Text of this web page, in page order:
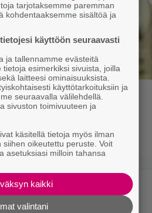
Pimiän
–
tarjotaksemme paremman
kohdentaaksemme sisältöä ja
käyttöön seuraavasti
ja tallennamme evästeitä
esimerkiksi sivuista, joilla
laitteesi ominaisuuksista.
käyttötarkoituksiin ja
seuraavalla välilehdellä.
sivuston toimivuuteen ja
käsitellä tietoja myös ilman
oikeutettu peruste. Voit
asetuksiasi milloin tahansa
kaikki
valintani